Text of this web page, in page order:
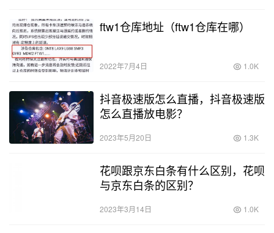
ftw1仓库地址（ftw1仓库在哪）
2022年7月4日 1.0K
抖音极速版怎么直播，抖音极速版
怎么直播放电影？
2023年5月20日 1.3K
花呗跟京东白条有什么区别，花呗
与京东白条的区别？
2023年3月14日 1.0K